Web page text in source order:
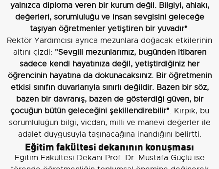
yalnızca diploma veren bir kurum değil. Bilgiyi, ahlakı,
değerleri, sorumluluğu ve insan sevgisini geleceğe
taşıyan öğretmenler yetiştiren bir yuvadır".
Rektör Yardımcısı ayrıca mezunlara doğacak etkilerinin
altını çizdi: "Sevgili mezunlarımız, bugünden itibaren
sadece kendi hayatınıza değil, yetiştirdiğiniz her
öğrencinin hayatına da dokunacaksınız. Bir öğretmenin
etkisi sınıfın duvarlarıyla sınırlı değildir. Bazen bir söz,
bazen bir davranış, bazen de gösterdiği güven, bir
çocuğun bütün geleceğini şekillendirebilir". Kırpık, bu
sorumluluğun bilgi, vicdan, milli ve manevi değerler ile
adalet duygusuyla taşınacağına inandığını belirtti.
Eğitim fakültesi dekanının konuşması
Eğitim Fakültesi Dekanı Prof. Dr. Mustafa Güçlü ise